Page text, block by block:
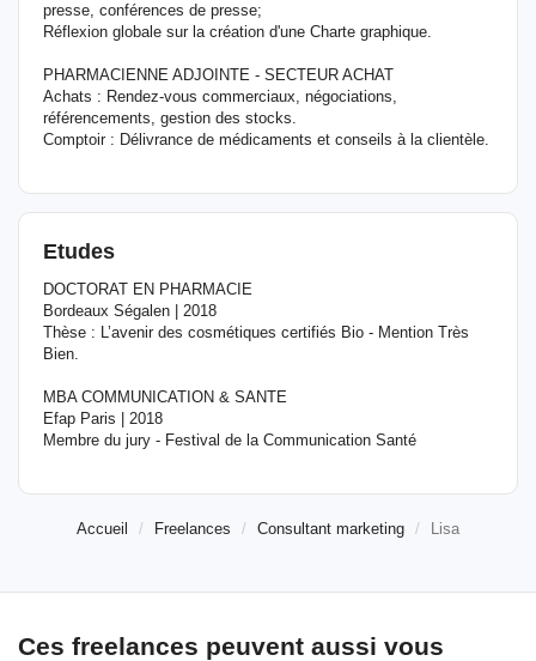
presse, conférences de presse;
Réflexion globale sur la création d'une Charte graphique.
PHARMACIENNE ADJOINTE - SECTEUR ACHAT
Achats : Rendez-vous commerciaux, négociations,
référencements, gestion des stocks.
Comptoir : Délivrance de médicaments et conseils à la clientèle.
Etudes
DOCTORAT EN PHARMACIE
Bordeaux Ségalen | 2018
Thèse : L’avenir des cosmétiques certifiés Bio - Mention Très
Bien.
MBA COMMUNICATION & SANTE
Efap Paris | 2018
Membre du jury - Festival de la Communication Santé
Accueil Freelances Consultant marketing Lisa
Ces freelances peuvent aussi vous